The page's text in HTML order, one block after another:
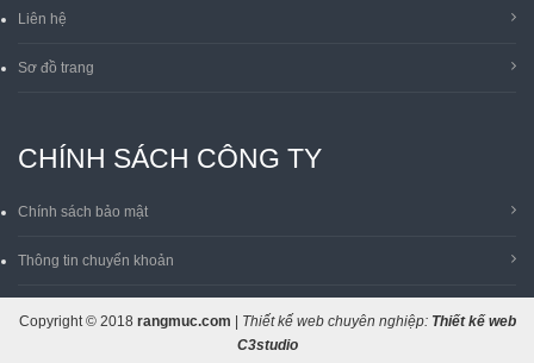
Liên hệ
Sơ đồ trang
CHÍNH SÁCH CÔNG TY
Chính sách bảo mật
Thông tin chuyển khoản
Copyright © 2018 rangmuc.com Thiết kế web chuyên nghiệp: Thiết kế web
C3studio